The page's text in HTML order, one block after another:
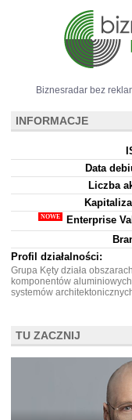
Biznesradar bez
INFORMACJE
Data
Liczba
Enterprise
Profil działalności:
Grupa Kęty działa
komponentów
systemów
TU ZACZNIJ